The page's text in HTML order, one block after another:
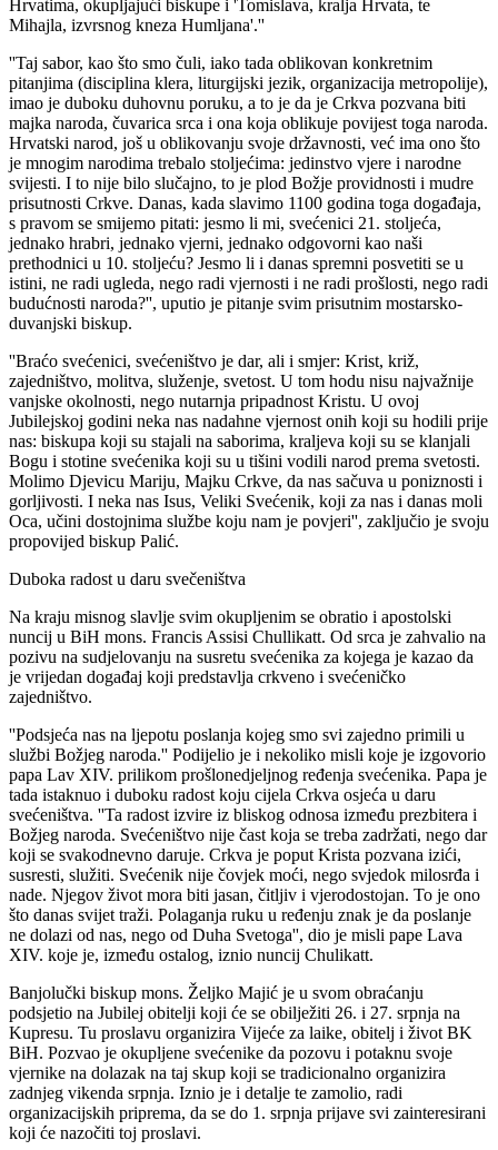
Hrvatima, okupljajući biskupe i 'Tomislava, kralja Hrvata, te
Mihajla, izvrsnog kneza Humljana'.''
''Taj sabor, kao što smo čuli, iako tada oblikovan konkretnim
pitanjima (disciplina klera, liturgijski jezik, organizacija metropolije),
imao je duboku duhovnu poruku, a to je da je Crkva pozvana biti
majka naroda, čuvarica srca i ona koja oblikuje povijest toga naroda.
Hrvatski narod, još u oblikovanju svoje državnosti, već ima ono što
je mnogim narodima trebalo stoljećima: jedinstvo vjere i narodne
svijesti. I to nije bilo slučajno, to je plod Božje providnosti i mudre
prisutnosti Crkve. Danas, kada slavimo 1100 godina toga događaja,
s pravom se smijemo pitati: jesmo li mi, svećenici 21. stoljeća,
jednako hrabri, jednako vjerni, jednako odgovorni kao naši
prethodnici u 10. stoljeću? Jesmo li i danas spremni posvetiti se u
istini, ne radi ugleda, nego radi vjernosti i ne radi prošlosti, nego radi
budućnosti naroda?'', uputio je pitanje svim prisutnim mostarsko-
duvanjski biskup.
''Braćo svećenici, svećeništvo je dar, ali i smjer: Krist, križ,
zajedništvo, molitva, služenje, svetost. U tom hodu nisu najvažnije
vanjske okolnosti, nego nutarnja pripadnost Kristu. U ovoj
Jubilejskoj godini neka nas nadahne vjernost onih koji su hodili prije
nas: biskupa koji su stajali na saborima, kraljeva koji su se klanjali
Bogu i stotine svećenika koji su u tišini vodili narod prema svetosti.
Molimo Djevicu Mariju, Majku Crkve, da nas sačuva u poniznosti i
gorljivosti. I neka nas Isus, Veliki Svećenik, koji za nas i danas moli
Oca, učini dostojnima službe koju nam je povjeri'', zaključio je svoju
propovijed biskup Palić.
Duboka radost u daru svečeništva
Na kraju misnog slavlje svim okupljenim se obratio i apostolski
nuncij u BiH mons. Francis Assisi Chullikatt. Od srca je zahvalio na
pozivu na sudjelovanju na susretu svećenika za kojega je kazao da
je vrijedan događaj koji predstavlja crkveno i svećeničko
zajedništvo.
''Podsjeća nas na ljepotu poslanja kojeg smo svi zajedno primili u
službi Božjeg naroda.'' Podijelio je i nekoliko misli koje je izgovorio
papa Lav XIV. prilikom prošlonedjeljnog ređenja svećenika. Papa je
tada istaknuo i duboku radost koju cijela Crkva osjeća u daru
svećeništva. ''Ta radost izvire iz bliskog odnosa između prezbitera i
Božjeg naroda. Svećeništvo nije čast koja se treba zadržati, nego dar
koji se svakodnevno daruje. Crkva je poput Krista pozvana izići,
susresti, služiti. Svećenik nije čovjek moći, nego svjedok milosrđa i
nade. Njegov život mora biti jasan, čitljiv i vjerodostojan. To je ono
što danas svijet traži. Polaganja ruku u ređenju znak je da poslanje
ne dolazi od nas, nego od Duha Svetoga'', dio je misli pape Lava
XIV. koje je, između ostalog, iznio nuncij Chulikatt.
Banjolučki biskup mons. Željko Majić je u svom obraćanju
podsjetio na Jubilej obitelji koji će se obilježiti 26. i 27. srpnja na
Kupresu. Tu proslavu organizira Vijeće za laike, obitelj i život BK
BiH. Pozvao je okupljene svećenike da pozovu i potaknu svoje
vjernike na dolazak na taj skup koji se tradicionalno organizira
zadnjeg vikenda srpnja. Iznio je i detalje te zamolio, radi
organizacijskih priprema, da se do 1. srpnja prijave svi zainteresirani
koji će nazočiti toj proslavi.